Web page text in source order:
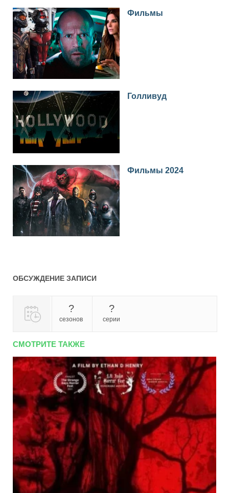
Фильмы
Голливуд
Фильмы 2024
ОБСУЖДЕНИЕ ЗАПИСИ
?
сезонов
?
серии
СМОТРИТЕ ТАКЖЕ